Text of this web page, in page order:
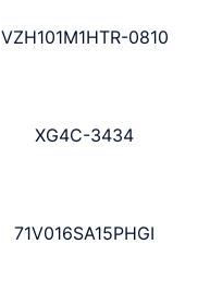
VZH101M1HTR-0810
XG4C-3434
71V016SA15PHGI